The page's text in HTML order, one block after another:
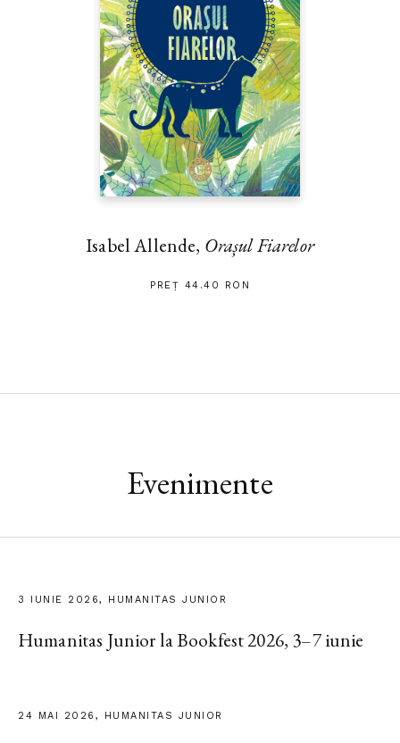
Isabel Allende, Orașul Fiarelor
PREȚ 44.40 RON
Evenimente
3 IUNIE 2026, HUMANITAS JUNIOR
Humanitas Junior la Bookfest 2026, 3–7 iunie
24 MAI 2026, HUMANITAS JUNIOR